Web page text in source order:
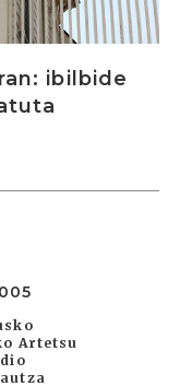
ibilbide
Artetsu